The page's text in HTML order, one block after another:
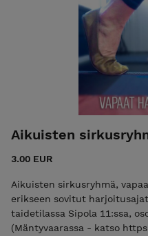
Aikuisten
3.00 EUR
Aikuisten sirkusryhmä,
erikseen sovitut
taidetilassa Sipola 11:ssa,
(Mäntyvaarassa - katso